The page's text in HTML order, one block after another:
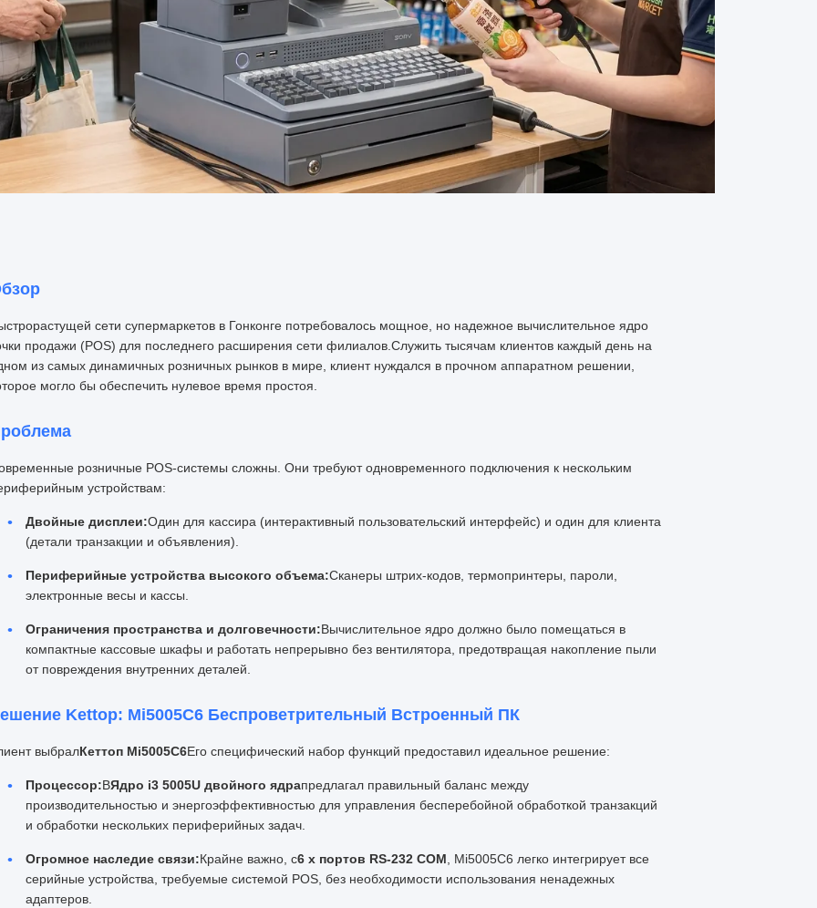
сети супермаркетов в Гонконге потребовалось мощное, но надежное вычислительное ядро
продажи (POS) для последнего расширения сети филиалов.Служить тысячам клиентов каждый день на
из самых динамичных розничных рынков в мире, клиент нуждался в прочном аппаратном решении,
могло бы обеспечить нулевое время простоя.
розничные POS-системы сложны. Они требуют одновременного подключения к нескольким
устройствам:
Двойные дисплеи:Один для кассира (интерактивный пользовательский интерфейс) и один для клиента
(детали транзакции и объявления).
Периферийные устройства высокого объема:Сканеры штрих-кодов, термопринтеры, пароли,
электронные весы и кассы.
Ограничения пространства и долговечности:Вычислительное ядро должно было помещаться в
компактные кассовые шкафы и работать непрерывно без вентилятора, предотвращая накопление пыли
от повреждения внутренних деталей.
Kettop: Mi5005C6 Беспроветрительный Встроенный ПК
выбралКеттоп Mi5005C6Его специфический набор функций предоставил идеальное решение:
Процессор:ВЯдро i3 5005U двойного ядрапредлагал правильный баланс между
производительностью и энергоэффективностью для управления бесперебойной обработкой транзакций
и обработки нескольких периферийных задач.
Огромное наследие связи:Крайне важно, с6 x портов RS-232 COM , Mi5005C6 легко интегрирует все
серийные устройства, требуемые системой POS, без необходимости использования ненадежных
адаптеров.